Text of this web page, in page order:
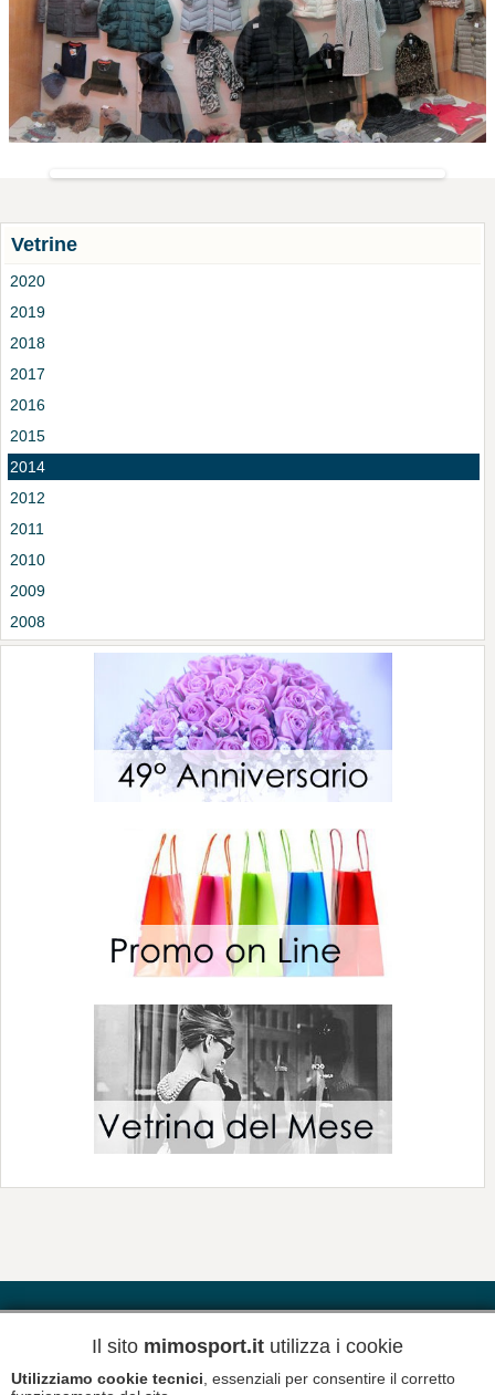
Vetrine
2020
2019
2018
2017
2016
2015
2014
2012
2011
2010
2009
2008
Termini e Condizioni di Vendita
Il sito mimosport.it utilizza i cookie
Utilizziamo cookie tecnici , essenziali per consentire il corretto